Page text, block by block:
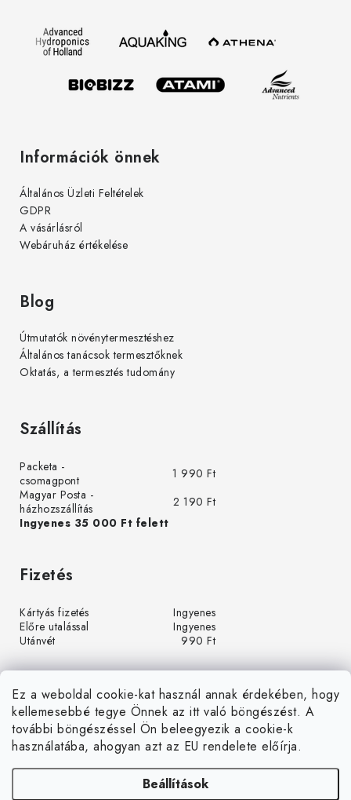
Ez a weboldal cookie-kat használ annak érdekében, hogy
kellemesebbé tegye Önnek az itt való böngészést. A
további böngészéssel Ön beleegyezik a cookie-k
használatába, ahogyan azt az EU rendelete előírja.
Beállítások
Információk önnek
Általános Üzleti Feltételek
GDPR
A vásárlásról
Webáruház értékelése
Blog
Útmutatók növénytermesztéshez
Általános tanácsok termesztőknek
Oktatás, a termesztés tudomány
Szállítás
Packeta -
csomagpont
1 990 Ft
Magyar Posta -
házhozszállítás
2 190 Ft
Ingyenes 35 000 Ft felett
Fizetés
Kártyás fizetés
Ingyenes
Előre utalással
Ingyenes
Utánvét
990 Ft